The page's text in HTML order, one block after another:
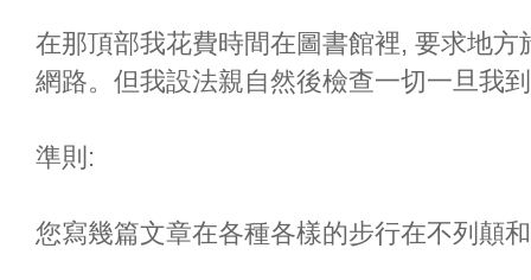
在那頂部我花費時間在圖書館裡, 要求地
網路。但我設法親自然後檢查一切一旦我
準則:
您寫幾篇文章在各種各樣的步行在不列顛